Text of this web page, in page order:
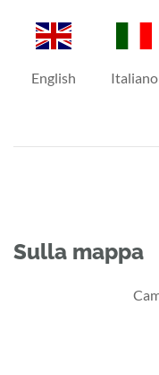
English Italiano
Sulla mappa